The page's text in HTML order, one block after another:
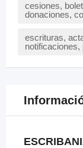
cesiones,
donaciones,
escrituras,